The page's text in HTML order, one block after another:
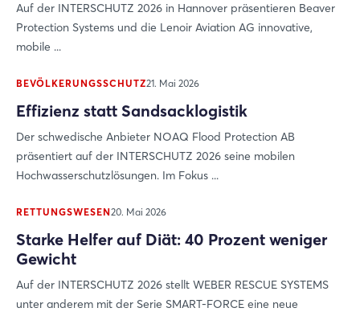
Auf der INTERSCHUTZ 2026 in Hannover präsentieren Beaver
Protection Systems und die Lenoir Aviation AG innovative,
mobile ...
BEVÖLKERUNGSSCHUTZ21. Mai 2026
Effizienz statt Sandsacklogistik
Der schwedische Anbieter NOAQ Flood Protection AB
präsentiert auf der INTERSCHUTZ 2026 seine mobilen
Hochwasserschutzlösungen. Im Fokus ...
RETTUNGSWESEN20. Mai 2026
Starke Helfer auf Diät: 40 Prozent weniger
Gewicht
Auf der INTERSCHUTZ 2026 stellt WEBER RESCUE SYSTEMS
unter anderem mit der Serie SMART-FORCE eine neue